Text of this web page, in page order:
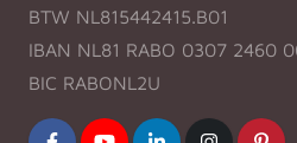
BTW NL815442415.B01
IBAN NL81 RABO 0307 2460
BIC RABONL2U